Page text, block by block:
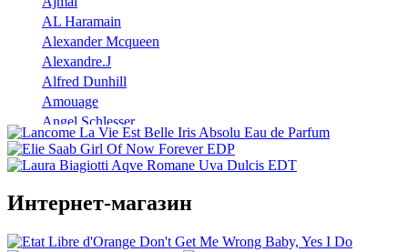
AL Haramain
Alexander Mcqueen
Alexandre.J
Alfred Dunhill
Amouage
Angel Schlesser
Anna Sui
Annayake
Antonio Banderas
Armaf
Интернет-магазин